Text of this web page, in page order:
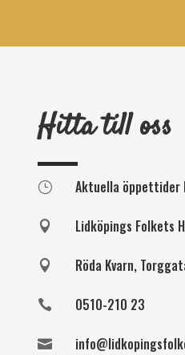
Hitta till oss
} Aktuella
 Lidköpings Folkets
 Röda Kvarn,
 0510-210 23
